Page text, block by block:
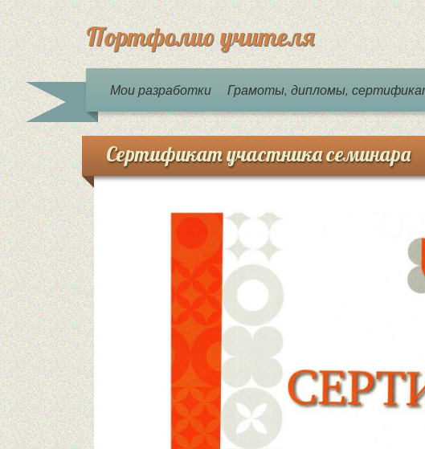
Портфолио учителя
Мои разработки Грамоты, дипломы,
Сертификат участника семинара